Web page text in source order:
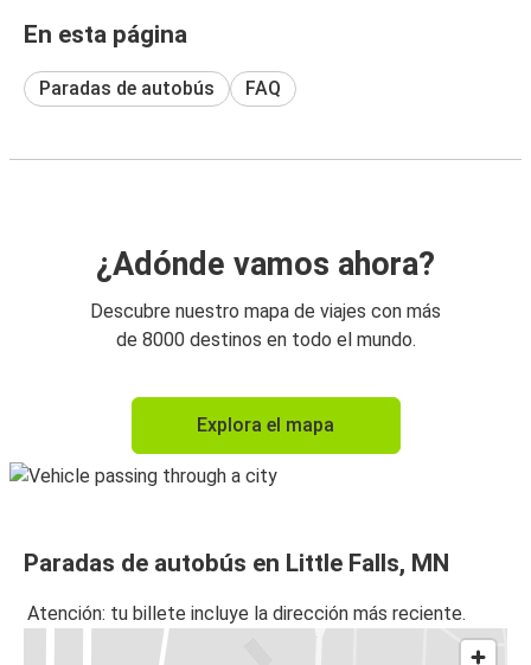
En esta página
Paradas de autobús FAQ
¿Adónde vamos ahora?
Descubre nuestro mapa de viajes con más
de 8000 destinos en todo el mundo.
Explora el mapa
Paradas de autobús en Little Falls, MN
Atención: tu billete incluye la dirección más reciente.